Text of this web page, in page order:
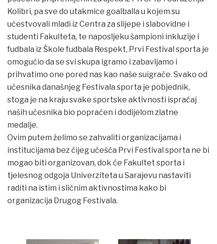
Kolibri, pa sve do utakmice goalballa u kojem su
učestvovali mladi iz Centra za slijepe i slabovidne i
studenti Fakulteta, te naposljeku šampioni inkluzije i
fudbala iz Škole fudbala Respekt, Prvi Festival sporta je
omogućio da se svi skupa igramo i zabavljamo i
prihvatimo one pored nas kao naše suigrače. Svako od
učesnika današnjeg Festivala sporta je pobjednik,
stoga je na kraju svake sportske aktivnosti ispraćaj
naših učesnika bio popraćen i dodijelom zlatne
medalje.
Ovim putem želimo se zahvaliti organizacijama i
institucijama bez čijeg učešća Prvi Festival sporta ne bi
mogao biti organizovan, dok će Fakultet sporta i
tjelesnog odgoja Univerziteta u Sarajevu nastaviti
raditi na istim i sličnim aktivnostima kako bi
organizacija Drugog Festivala.